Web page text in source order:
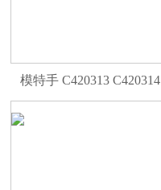
模特手 C420313 C420314